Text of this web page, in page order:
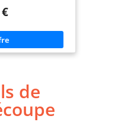
les positions
de